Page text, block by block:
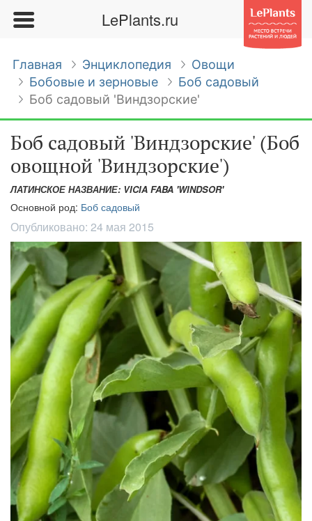
LePlants.ru
Главная Энциклопедия
Овощи
Бобовые и зерновые
Боб садовый
Боб садовый 'Виндзорские'
Боб садовый 'Виндзорские' (Боб
овощной 'Виндзорские')
ЛАТИНСКОЕ НАЗВАНИЕ: VICIA FABA 'WINDSOR'
Основной род: Боб садовый
Опубликовано: 24 мая 2015